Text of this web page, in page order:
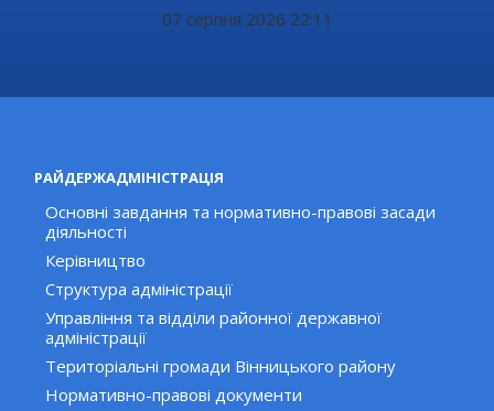
07 серпня 2026 22:11
РАЙДЕРЖАДМІНІСТРАЦІЯ
Основні завдання та нормативно-правові засади
діяльності
Керівництво
Структура адміністрації
Управління та відділи районної державної
адміністрації
Територіальні громади Вінницького району
Нормативно-правові документи